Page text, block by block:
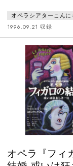
子、ふたりの作曲家の
よるシェイクスピア・
弾。
オペラシアターこんに
1996.09.21 収録
オペラ『フィ